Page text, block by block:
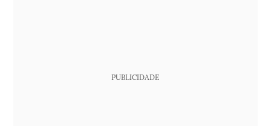
PUBLICIDADE